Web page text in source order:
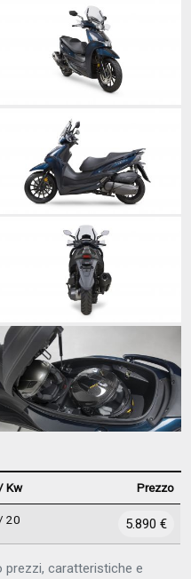
Kw Prezzo
20 5.890 €
caratteristiche e